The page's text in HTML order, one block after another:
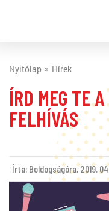
Nyitólap Hírek
ÍRD MEG TE
FELHÍVÁS
Írta: Boldogságóra,2019.